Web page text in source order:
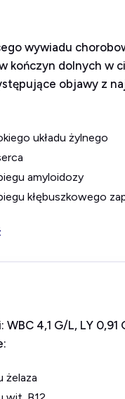
wywiadu
kończyn dolnych w
objawy z
układu żylnego
amyloidozy
kłębuszkowego
4,1 G/L, LY 0,91
żelaza